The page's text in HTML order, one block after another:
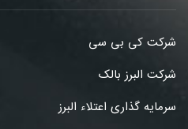
شرکت کی بی سی
شرکت البرز بالک
سرمایه گذاری اعتلاء البرز